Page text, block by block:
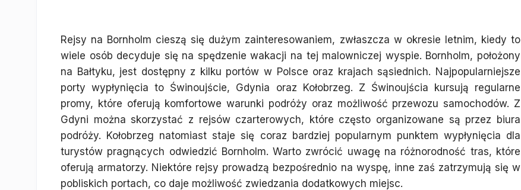
Rejsy na Bornholm cieszą się dużym zainteresowaniem, zwłaszcza w okresie letnim, kiedy to
wiele osób decyduje się na spędzenie wakacji na tej malowniczej wyspie. Bornholm, położony
na Bałtyku, jest dostępny z kilku portów w Polsce oraz krajach sąsiednich. Najpopularniejsze
porty wypłynięcia to Świnoujście, Gdynia oraz Kołobrzeg. Z Świnoujścia kursują regularne
promy, które oferują komfortowe warunki podróży oraz możliwość przewozu samochodów. Z
Gdyni można skorzystać z rejsów czarterowych, które często organizowane są przez biura
podróży. Kołobrzeg natomiast staje się coraz bardziej popularnym punktem wypłynięcia dla
turystów pragnących odwiedzić Bornholm. Warto zwrócić uwagę na różnorodność tras, które
oferują armatorzy. Niektóre rejsy prowadzą bezpośrednio na wyspę, inne zaś zatrzymują się w
pobliskich portach, co daje możliwość zwiedzania dodatkowych miejsc.